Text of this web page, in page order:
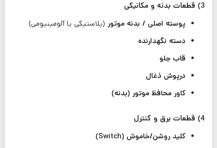
3) قطعات بدنه و مکانیکی
پوسته اصلی / بدنه موتور (پلاستیکی یا آلومینیومی)
دسته نگهدارنده
قاب جلو
درپوش ذغال
کاور محافظ موتور (بدنه)
4) قطعات برق و کنترل
کلید روشن/خاموش (Switch)